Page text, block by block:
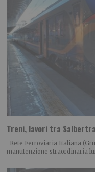
Treni, lavori tra
Rete Ferroviaria Italiana
manutenzione straordinaria